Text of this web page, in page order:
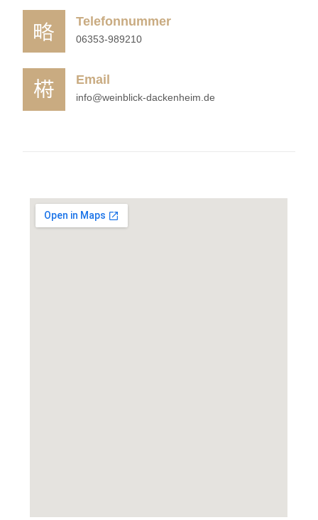
Telefonnummer
06353-989210
Email
info@weinblick-dackenheim.de